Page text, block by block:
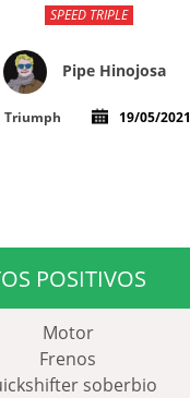
SPEED TRIPLE
Pipe Hinojosa
Triumph 19/05/2021
POSITIVOS
Motor
Frenos
soberbio